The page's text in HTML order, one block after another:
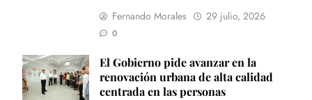
Fernando Morales 29 julio, 2026
0
El Gobierno pide avanzar en la
renovación urbana de alta calidad
centrada en las personas